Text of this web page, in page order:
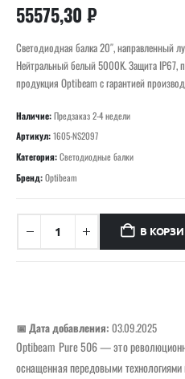
55575,30 ₽
Светодиодная балка 20″, направленный
Нейтральный белый 5000K. Защита IP67,
продукция Optibeam с гарантией
Наличие:Предзаказ 2-4 недели
Артикул:1605-NS2097
Категория:Светодиодные балки
Бренд:Optibeam
В
📅 Дата добавления: 03.09.2025
Optibeam Pure 506 — это
оснащенная передовыми